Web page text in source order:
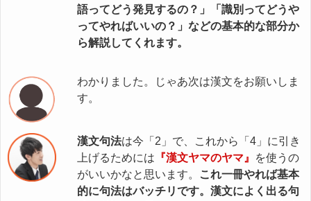
語ってどう発見するの？」「識別ってどうや
ってやればいいの？」などの基本的な部分か
ら解説してくれます。
わかりました。じゃあ次は漢文をお願いしま
す。
漢文句法は今「2」で、これから「4」に引き
上げるためには 『漢文ヤマのヤマ』
を使うの
がいいかなと思います。
これ一冊やれば基本
的に句法はバッチリです。漢文によく出る句